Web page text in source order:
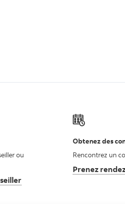
ou
Obtenez des
Rencontrez un
Prenez